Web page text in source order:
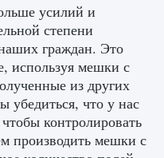
Тамура в
0 0
усилий и
степени
граждан. Это
используя мешки с
из других
что у нас
контролировать
производить мешки с